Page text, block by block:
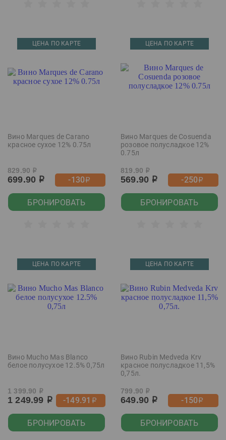
ЦЕНА ПО КАРТЕ
Вино Marques de Carano
красное сухое 12% 0.75л
829.90 р
699.90 р -130р
БРОНИРОВАТЬ
ЦЕНА ПО КАРТЕ
Вино Marques de Cosuenda
розовое полусладкое 12%
0.75л
819.90 р
569.90 р -250р
БРОНИРОВАТЬ
ЦЕНА ПО КАРТЕ
Вино Mucho Mas Blanco
белое полусухое 12.5% 0,75л
1 399.90 р
1 249.99 р -149.91 р
БРОНИРОВАТЬ
ЦЕНА ПО КАРТЕ
Вино Rubin Medveda Krv
красное полусладкое 11,5%
0,75л.
799.90 р
649.90 р -150р
БРОНИРОВАТЬ